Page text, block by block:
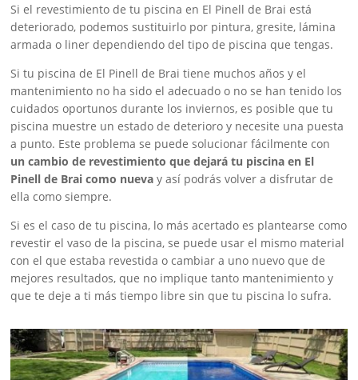
Si el revestimiento de tu piscina en El Pinell de Brai está
deteriorado, podemos sustituirlo por pintura, gresite, lámina
armada o liner dependiendo del tipo de piscina que tengas.
Si tu piscina de El Pinell de Brai tiene muchos años y el
mantenimiento no ha sido el adecuado o no se han tenido los
cuidados oportunos durante los inviernos, es posible que tu
piscina muestre un estado de deterioro y necesite una puesta
a punto. Este problema se puede solucionar fácilmente con
un cambio de revestimiento que dejará tu piscina en El
Pinell de Brai como nueva y así podrás volver a disfrutar de
ella como siempre.
Si es el caso de tu piscina, lo más acertado es plantearse como
revestir el vaso de la piscina, se puede usar el mismo material
con el que estaba revestida o cambiar a uno nuevo que de
mejores resultados, que no implique tanto mantenimiento y
que te deje a ti más tiempo libre sin que tu piscina lo sufra.